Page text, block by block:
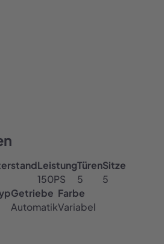
Leistung
150PS
Türen
5
Sitze
5
Getriebe
Automatik
Farbe
Variabel